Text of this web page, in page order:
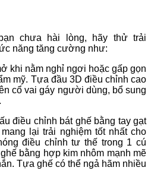
chưa hài lòng, hãy thử trải
năng tăng cường như:
khi nằm nghỉ ngơi hoặc gấp gọn
mỹ. Tựa đầu 3D điều chỉnh cao
cổ vai gáy người dùng, bổ sung
điều chỉnh bát ghế bằng tay gạt
lại trải nghiệm tốt nhất cho
điều chỉnh tư thế trong 1 cú
bằng hợp kim nhôm mạnh mẽ
Tựa ghế có thể ngả hãm nhiều